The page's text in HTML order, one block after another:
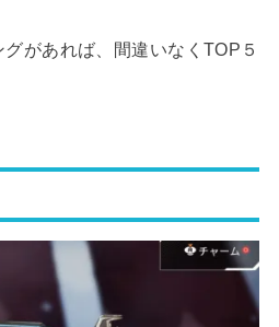
があれば、間違いなくTOP５